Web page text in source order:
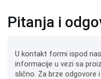
Pitanja i
U kontakt formi ispod
informacije u vezi sa
slično. Za brze odgovore